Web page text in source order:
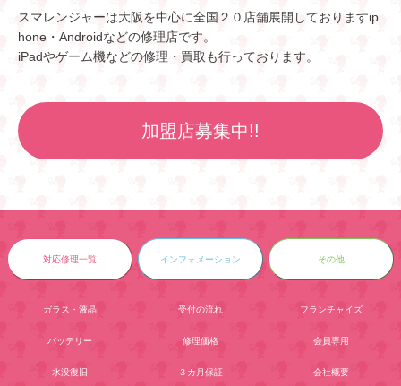
スマレンジャーは大阪を中心に全国２０店舗展開しておりますip
hone・Androidなどの修理店です。
iPadやゲーム機などの修理・買取も行っております。
加盟店募集中!!
対応修理一覧
ガラス・液晶
バッテリー
水没復旧
インフォメーション
受付の流れ
修理価格
３カ月保証
その他
フランチャイズ
会員専用
会社概要